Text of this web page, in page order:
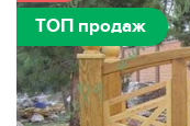
ТОП продаж